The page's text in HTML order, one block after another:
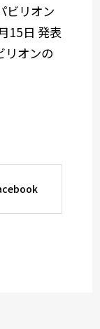
リオン
15日 発表
リオンの